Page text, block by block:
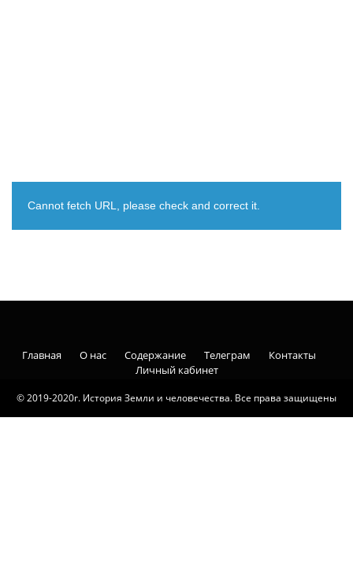
Cannot fetch URL, please check and correct it.
© 2019-2020г. История Земли и человечества. Все права защищены
Главная О нас Содержание Телеграм
Контакты
Личный кабинет